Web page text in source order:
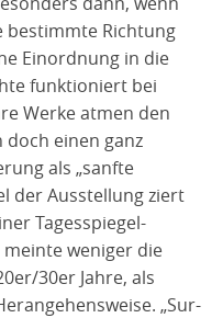
bestimmte Richtung
Einordnung in die
funktioniert bei
Werke atmen den
doch einen ganz
als „sanfte
der Ausstellung ziert
Tagesspiegel-
meinte weniger die
30er Jahre, als
„Sur-